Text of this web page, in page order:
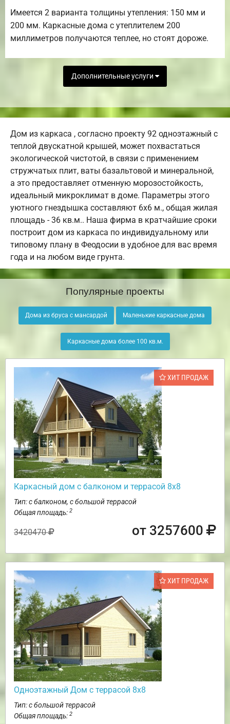
Имеется 2 варианта толщины утепления: 150 мм и
200 мм. Каркасные дома с утеплителем 200
миллиметров получаются теплее, но стоят дороже.
Дополнительные услуги
Дом из каркаса , согласно проекту 92 одноэтажный с
теплой двускатной крышей, может похвастаться
экологической чистотой, в связи с применением
стружчатых плит, ваты базальтовой и минеральной,
а это предоставляет отменную морозостойкость,
идеальный микроклимат в доме. Параметры этого
уютного гнездышка составляют 6х6 м., общая жилая
площадь - 36 кв.м.. Наша фирма в кратчайшие сроки
построит дом из каркаса по индивидуальному или
типовому плану в Феодосии в удобное для вас время
года и на любом виде грунта.
Популярные проекты
Дома из бруса с мансардой Маленькие каркасные дома
Каркасные дома более 100 кв.м.
ХИТ ПРОДАЖ
Каркасный дом с балконом и террасой 8х8
Тип: с балконом, с большой террасой
Общая площадь: 2
3420470 от 3257600
ХИТ ПРОДАЖ
Одноэтажный Дом с террасой 8х8
Тип: с большой террасой
Общая площадь: 2